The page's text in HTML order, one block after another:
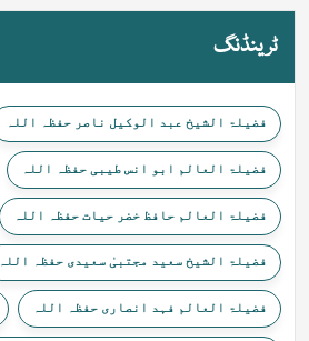
ٹرینڈنگ
فضیلۃ الشیخ عبد الوکیل ناصر حفظہ اللہ
فضیلۃ العالم ابو انس طیبی حفظہ اللہ
فضیلۃ العالم حافظ خضر حیات حفظہ اللہ
فضیلۃ الشیخ سعید مجتبیٰ سعیدی حفظہ اللہ
فضیلۃ العالم فہد انصاری حفظہ اللہ